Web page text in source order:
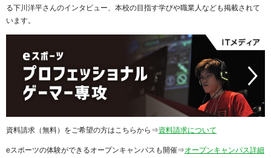
る下川洋平さんのインタビュー、本校の目指す学びや職業人なども掲載されて
います。
資料請求（無料）をご希望の方はこちらから⇒資料請求について
eスポーツの体験ができるオープンキャンパスも開催⇒オープンキャンパス詳細